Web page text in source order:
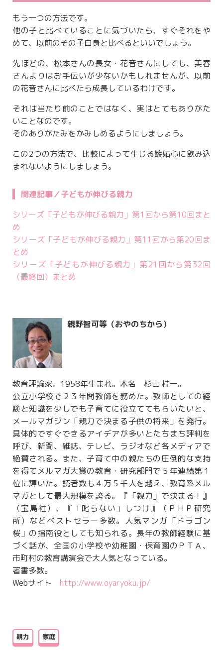
もう一つの方法です。
他の子と比べていることに気づいたら、すぐそれをや
めて、以前のその子自身と比べるといいでしょう。
先ほどの、松本さんの長女・花音さんにしても、美春
さんよりはお手伝いが少ないかもしれませんが、以前
の花音さんに比べたら成長しているわけです。
それは当たり前のことではなく、実はとてもありがた
いことなのです。
そのありがたみをかみしめるようにしましょう。
この2つの方法で、比較によって生じる嫉妬心に飲み込
まれないようにしましょう。
関連記事／子どもが伸びる親力
シリーズ「子どもが伸びる親力」第1回から第10回まと
め
シリーズ「子どもが伸びる親力」第11回から第20回ま
とめ
シリーズ「子どもが伸びる親力」第21回から第32回
（最終回）まとめ
親野智可等（おやのちから）
教育評論家。1958年生まれ。本名 杉山 桂一。
公立小学校で２３年間教師を務めた。教師としての経
験と知識を少しでも子育てに役立ててもらいたいと、
メールマガジン「親力で決まる子供の将来」を発行。
具体的ですぐできるアイデアが多いとたちまち評判を
呼び、新聞、雑誌、テレビ、ラジオなど各メディアで
絶賛される。また、子育て中の親たちの圧倒的な支持
を得てメルマガ大賞の教育・研究部門で５年連続第１
位に輝いた。読者数も４万５千人を越え、教育系メル
マガとして最大規模を誇る。『「親力」で決まる！』
（宝島社）、『「叱らない」しつけ』（ＰＨＰ研究
所）などベストセラー多数。人気マンガ「ドラゴン
桜」の指南役としても知られる。長年の教師経験に基
づく話が、全国の小学校や幼稚園・保育園のＰＴＡ、
市町村の教育講演会で大人気となっている。
著書多数。
Webサイト http://www.oyaryoku.jp/
親力 家庭